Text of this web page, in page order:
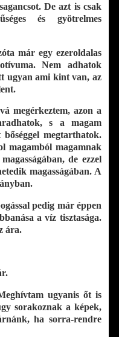
De azt is csak
és gyötrelmes
már egy ezeroldalas
Nem adhatok
ugyan ami kint van, az
megérkeztem, azon a
s a magam
megtarthatok.
magamból magamnak
de ezzel
magasságában. A
pedig már éppen
a víz tisztasága.
ára.
ugyanis őt is
sorakoznak a képek,
ha sorra-rendre